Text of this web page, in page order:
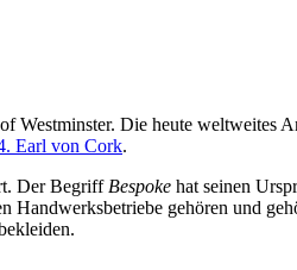
Die heute weltweites
Earl von Cork.
Der Begriff Bespoke hat seinen
gehören und